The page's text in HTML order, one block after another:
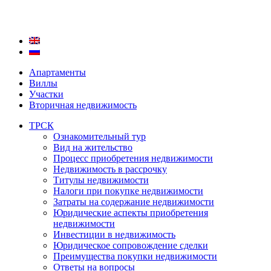
Апартаменты
Виллы
Участки
Вторичная недвижимость
ТРСК
Ознакомительный тур
Вид на жительство
Процесс приобретения недвижимости
Недвижимость в рассрочку
Титулы недвижимости
Налоги при покупке недвижимости
Затраты на содержание недвижимости
Юридические аспекты приобретения
недвижимости
Инвестиции в недвижимость
Юридическое сопровождение сделки
Преимущества покупки недвижимости
Ответы на вопросы